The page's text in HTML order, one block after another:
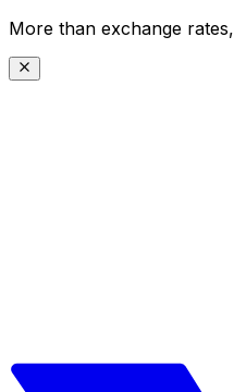
More than exchange rates,